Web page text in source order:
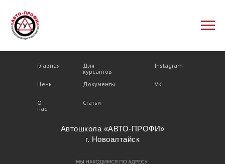
Автошкола «АВТО-ПРОФИ»
г. Новоалтайск
Главная
Цены
О
нас
Для
курсантов
Документы
Статьи
Instagram
VK
Главная
Цены
О
нас
Для
курсантов
Документы
Статьи
Instagram
VK